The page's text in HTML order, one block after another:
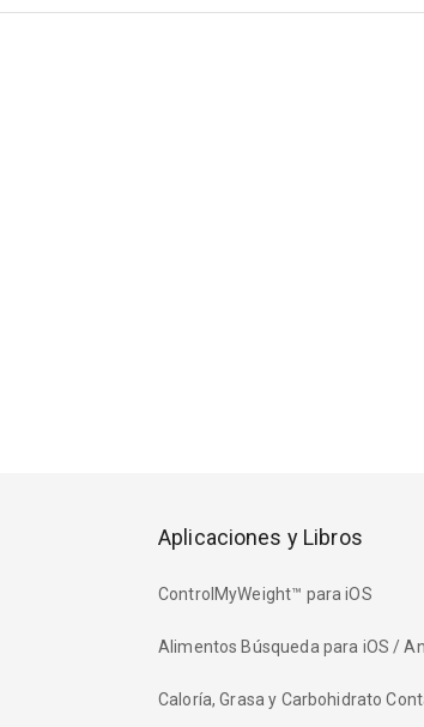
Aplicaciones y Libros
ControlMyWeight™ para iOS
Alimentos Búsqueda para iOS /
Caloría, Grasa y Carbohidrato